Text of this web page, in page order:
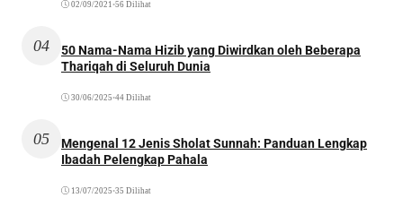
02/09/2021 •56 Dilihat
04
50 Nama-Nama Hizib yang Diwirdkan oleh Beberapa
Thariqah di Seluruh Dunia
30/06/2025 •44 Dilihat
05
Mengenal 12 Jenis Sholat Sunnah: Panduan Lengkap
Ibadah Pelengkap Pahala
13/07/2025 •35 Dilihat